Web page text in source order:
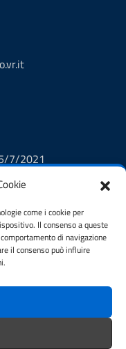
come i cookie per
Il consenso a queste
di navigazione
il consenso può influire
7/2021